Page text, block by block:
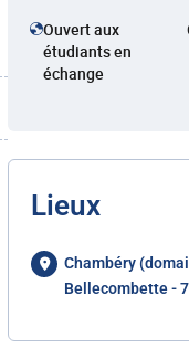
Ouvert aux
étudiants en
échange
Lieux
Chambéry
Bellecombette -